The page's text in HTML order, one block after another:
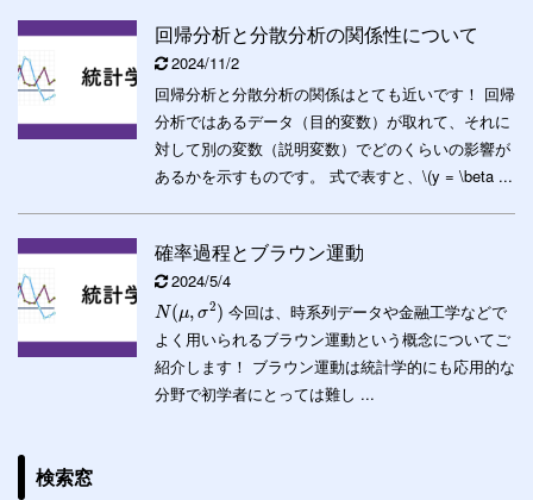
回帰分析と分散分析の関係性について
2024/11/2
回帰分析と分散分析の関係はとても近いです！ 回帰
分析ではあるデータ（目的変数）が取れて、それに
対して別の変数（説明変数）でどのくらいの影響が
あるかを示すものです。 式で表すと、\(y = \beta ...
確率過程とブラウン運動
2024/5/4
N (μ, σ2) 今回は、時系列データや金融工学などで
よく用いられるブラウン運動という概念についてご
紹介します！ ブラウン運動は統計学的にも応用的な
分野で初学者にとっては難し ...
検索窓